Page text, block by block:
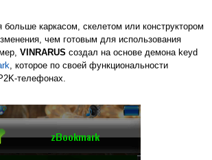
больше каркасом, скелетом или конструктором
чем готовым для использования
VINRARUS создал на основе демона keyd
, которое по своей функциональности
телефонах.